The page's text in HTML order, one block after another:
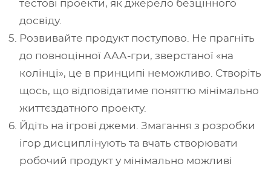
тестові проекти, як джерело безцінного
досвіду.
Розвивайте продукт поступово. Не прагніть
до повноцінної ААА-гри, зверстаної «на
колінці», це в принципі неможливо. Створіть
щось, що відповідатиме поняттю мінімально
життєздатного проекту.
Йдіть на ігрові джеми. Змагання з розробки
ігор дисциплінують та вчать створювати
робочий продукт у мінімально можливі